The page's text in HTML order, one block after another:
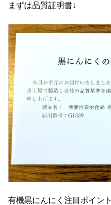
まずは品質証明書↓
有機黒にんにく注目ポイント